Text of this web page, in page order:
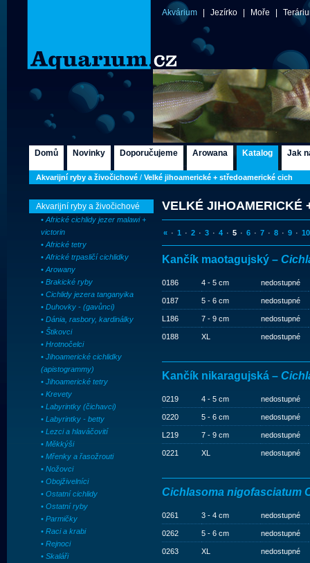
Akvárium Jezírko Moře
Domů Novinky Doporučujeme Arowana Katalog Jak
Akvarijní ryby a živočichové / Velké jihoamerické + středoamerické cich
Akvarijní ryby a živočichové
• Africké cichlidy jezer malawi +
victorin
• Africké tetry
• Africké trpasličí cichlidky
• Arowany
• Brakické ryby
• Cichlidy jezera tanganyika
• Duhovky - (gavůnci)
• Dánia, rasbory, kardinálky
• Štikovci
• Hrotnočelci
• Jihoamerické cichlidky
(apistogrammy)
• Jihoamerické tetry
• Krevety
• Labyrintky (čichavci)
• Labyrintky - betty
• Lezci a hlaváčovití
• Měkkýši
• Mřenky a řasožrouti
• Nožovci
• Obojživelníci
• Ostatní cichlidy
• Ostatní ryby
• Parmičky
• Raci a krabi
• Rejnoci
• Skaláři
VELKÉ JIHOAMERICKÉ
« · 1 · 2 · 3 · 4 · 5 · 6 · 7 · 8 · 9 · 10
Kančík maotagujský –
0186 4 - 5 cm nedostupné
0187 5 - 6 cm nedostupné
L186 7 - 9 cm nedostupné
0188 XL nedostupné
Kančík nikaragujská –
0219 4 - 5 cm nedostupné
0220 5 - 6 cm nedostupné
L219 7 - 9 cm nedostupné
0221 XL nedostupné
Cichlasoma nigofasciatum
0261 3 - 4 cm nedostupné
0262 5 - 6 cm nedostupné
0263 XL nedostupné